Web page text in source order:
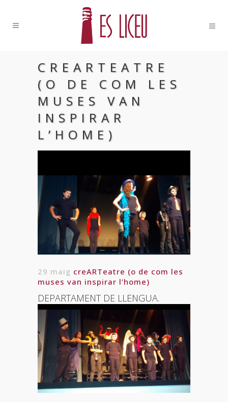
CREARTEATRE
(O DE COM LES
MUSES VAN
INSPIRAR
L’HOME)
29 maig creARTeatre (o de com les
muses van inspirar l’home)
DEPARTAMENT DE LLENGUA.